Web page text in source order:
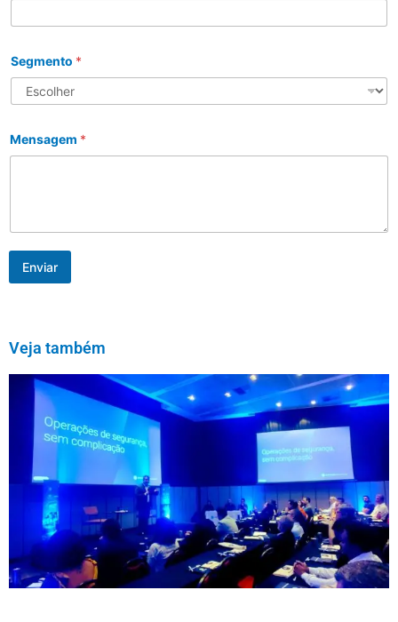
Segmento *
Mensagem *
Enviar
Veja também